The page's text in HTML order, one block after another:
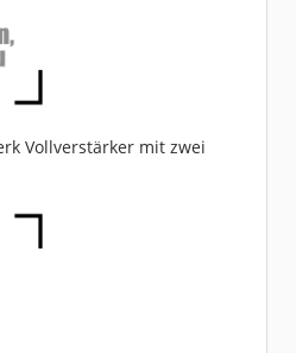
Vollverstärker mit zwei